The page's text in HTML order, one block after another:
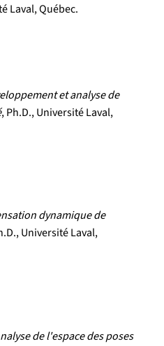
Laval, Québec.
et analyse de
, Ph.D., Université Laval,
dynamique de
Université Laval,
de l'espace des poses